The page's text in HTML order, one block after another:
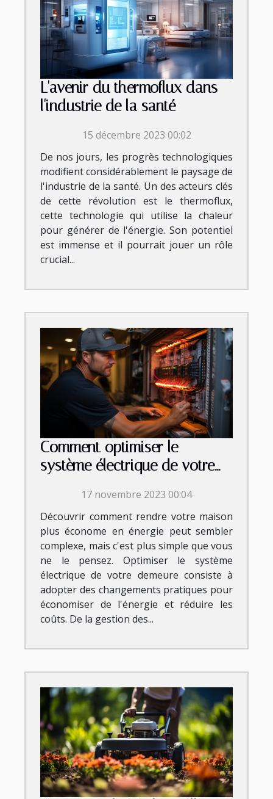
L'avenir du thermoflux dans
l'industrie de la santé
15 décembre 2023 00:02
De nos jours, les progrès technologiques
modifient considérablement le paysage de
l'industrie de la santé. Un des acteurs clés
de cette révolution est le thermoflux,
cette technologie qui utilise la chaleur
pour générer de l'énergie. Son potentiel
est immense et il pourrait jouer un rôle
crucial...
Comment optimiser le
système électrique de votre
17 novembre 2023 00:04
Découvrir comment rendre votre maison
plus économe en énergie peut sembler
complexe, mais c'est plus simple que vous
ne le pensez. Optimiser le système
électrique de votre demeure consiste à
adopter des changements pratiques pour
économiser de l'énergie et réduire les
coûts. De la gestion des...